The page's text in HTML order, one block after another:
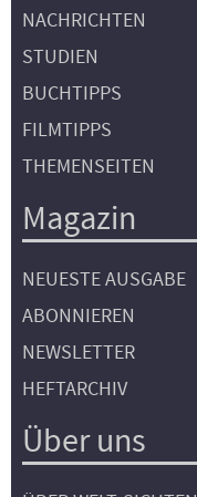
NACHRICHTEN
STUDIEN
BUCHTIPPS
FILMTIPPS
THEMENSEITEN
Magazin
NEUESTE AUSGABE
ABONNIEREN
NEWSLETTER
HEFTARCHIV
Über uns